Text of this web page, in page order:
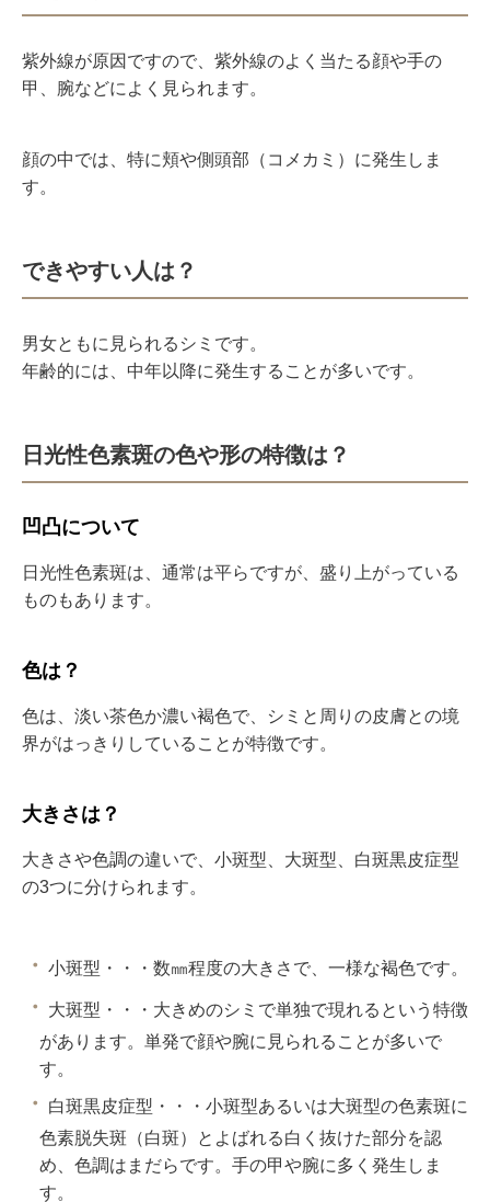
紫外線が原因ですので、紫外線のよく当たる顔や手の
甲、腕などによく見られます。
顔の中では、特に頬や側頭部（コメカミ）に発生しま
す。
できやすい人は？
男女ともに見られるシミです。
年齢的には、中年以降に発生することが多いです。
日光性色素斑の色や形の特徴は？
凹凸について
日光性色素斑は、通常は平らですが、盛り上がっている
ものもあります。
色は？
色は、淡い茶色か濃い褐色で、シミと周りの皮膚との境
界がはっきりしていることが特徴です。
大きさは？
大きさや色調の違いで、小斑型、大斑型、白斑黒皮症型
の3つに分けられます。
小斑型・・・数㎜程度の大きさで、一様な褐色です。
大斑型・・・大きめのシミで単独で現れるという特徴
があります。単発で顔や腕に見られることが多いで
す。
白斑黒皮症型・・・小斑型あるいは大斑型の色素斑に
色素脱失斑（白斑）とよばれる白く抜けた部分を認
め、色調はまだらです。手の甲や腕に多く発生しま
す。